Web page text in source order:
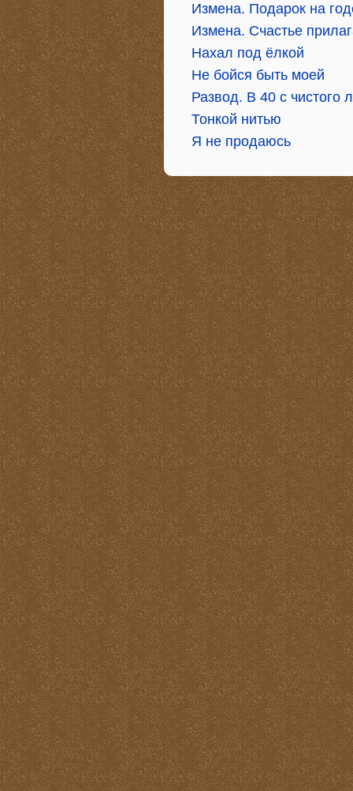
Измена. Подарок на
Измена. Счастье
Нахал под ёлкой
Не бойся быть моей
Развод. В 40 с чистого
Тонкой нитью
Я не продаюсь